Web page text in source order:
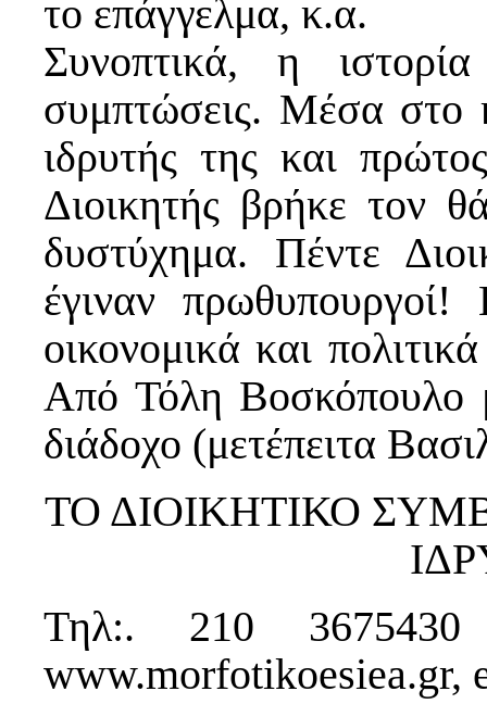
το επάγγελμα, κ.α.
Συνοπτικά, η
συμπτώσεις. Μέσα στο
ιδρυτής της και
Διοικητής βρήκε τον
δυστύχημα. Πέντε
έγιναν
οικονομικά και
Από Τόλη Βοσκόπουλο
διάδοχο (μετέπειτα
ΤΟ ΔΙΟΙΚΗΤΙΚΟ
Τηλ:. 210
www.morfotikoesiea.gr,